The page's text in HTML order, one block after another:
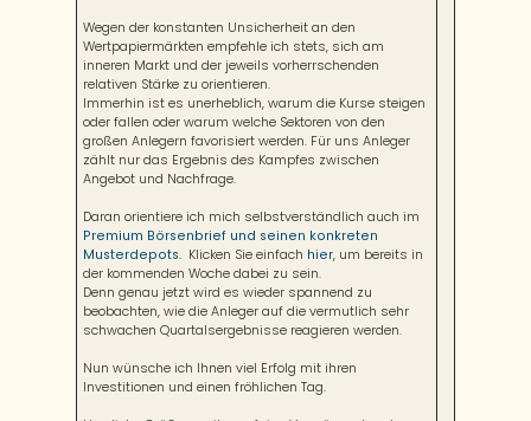
Wegen der konstanten Unsicherheit an den
Wertpapiermärkten empfehle ich stets, sich am
inneren Markt und der jeweils vorherrschenden
relativen Stärke zu orientieren.
Immerhin ist es unerheblich, warum die Kurse steigen
oder fallen oder warum welche Sektoren von den
großen Anlegern favorisiert werden. Für uns Anleger
zählt nur das Ergebnis des Kampfes zwischen
Angebot und Nachfrage.
Daran orientiere ich mich selbstverständlich auch im
Premium Börsenbrief und seinen konkreten
Musterdepots. Klicken Sie einfach hier, um bereits in
der kommenden Woche dabei zu sein.
Denn genau jetzt wird es wieder spannend zu
beobachten, wie die Anleger auf die vermutlich sehr
schwachen Quartalsergebnisse reagieren werden.
Nun wünsche ich Ihnen viel Erfolg mit ihren
Investitionen und einen fröhlichen Tag.